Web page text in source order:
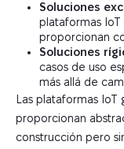
Soluciones
plataformas
proporcionan
Soluciones
casos de uso
más allá de
Las plataformas IoT
proporcionan
construcción pero